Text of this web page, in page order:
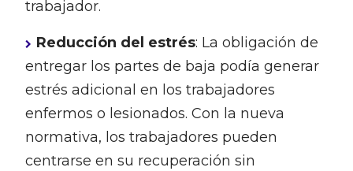
trabajador.
Reducción del estrés: La obligación de
entregar los partes de baja podía generar
estrés adicional en los trabajadores
enfermos o lesionados. Con la nueva
normativa, los trabajadores pueden
centrarse en su recuperación sin